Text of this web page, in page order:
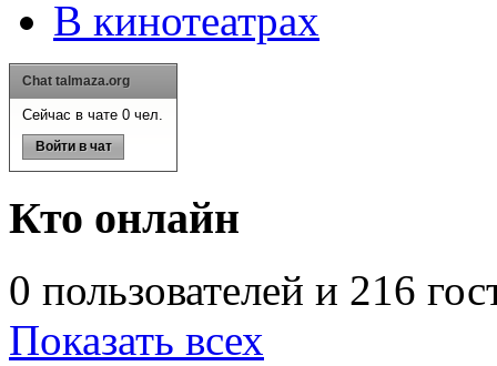
В кинотеатрах
Chat talmaza.org
Сейчас в чате 0 чел.
Войти в чат
Кто онлайн
0 пользователей и 216
Показать всех